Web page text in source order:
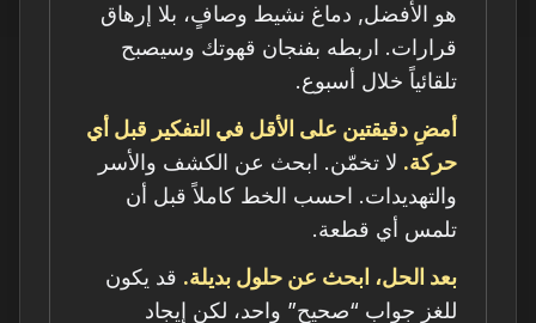
هو الأفضل, دماغ نشيط وصافٍ، بلا إرهاق
قرارات. اربطه بفنجان قهوتك وسيصبح
تلقائياً خلال أسبوع.
أمضِ دقيقتين على الأقل في التفكير قبل أي
حركة. لا تخمّن. ابحث عن الكشف والأسر
والتهديدات. احسب الخط كاملاً قبل أن
تلمس أي قطعة.
بعد الحل، ابحث عن حلول بديلة. قد يكون
للغز جواب “صحيح” واحد، لكن إيجاد